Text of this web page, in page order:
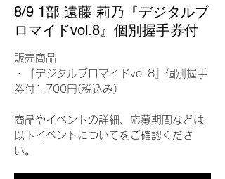
8/9 1部 遠藤 莉乃『デジタルブ
ロマイドvol.8』個別握手券付
販売商品
・『デジタルブロマイドvol.8』個別握手
券付1,700円(税込み)
商品やイベントの詳細、応募期間などは
以下イベントについてをご確認くださ
い。